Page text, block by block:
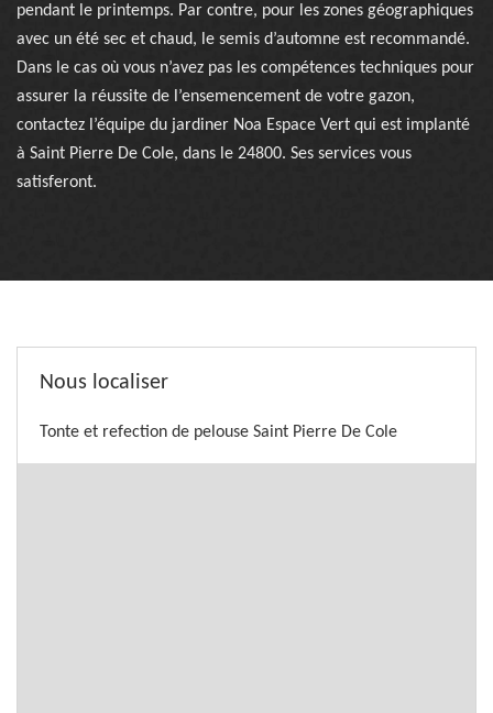
pendant le printemps. Par contre, pour les zones géographiques
avec un été sec et chaud, le semis d’automne est recommandé.
Dans le cas où vous n’avez pas les compétences techniques pour
assurer la réussite de l’ensemencement de votre gazon,
contactez l’équipe du jardiner Noa Espace Vert qui est implanté
à Saint Pierre De Cole, dans le 24800. Ses services vous
satisferont.
Nous localiser
Tonte et refection de pelouse Saint Pierre De Cole